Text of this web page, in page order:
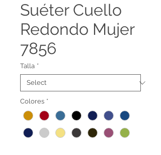
Suéter Cuello
Redondo Mujer
7856
Talla *
Colores *